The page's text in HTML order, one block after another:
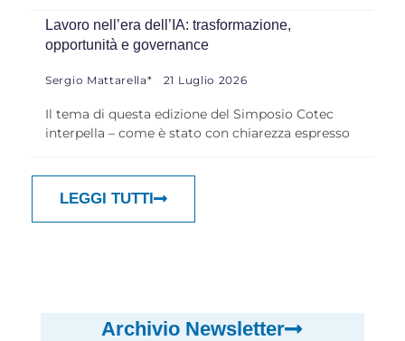
Lavoro nell’era dell’IA: trasformazione,
opportunità e governance
Sergio Mattarella* 21 Luglio 2026
Il tema di questa edizione del Simposio Cotec
interpella – come è stato con chiarezza espresso
LEGGI TUTTI
Archivio Newsletter